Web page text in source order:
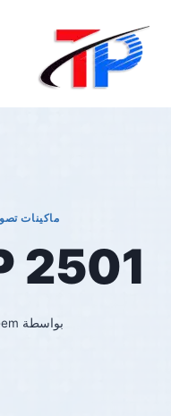
المحتوى
ماكينات
2501
بواسطة